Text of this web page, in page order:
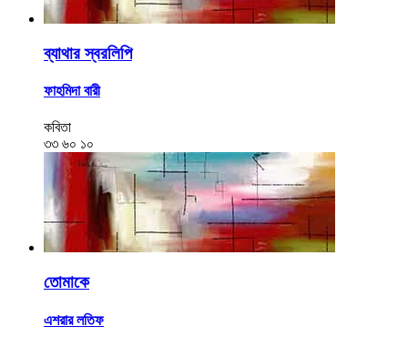
ব্যাথার স্বরলিপি
ফাহমিদা বারী
কবিতা
৩৩ ৬০ ১০
তোমাকে
এশরার লতিফ